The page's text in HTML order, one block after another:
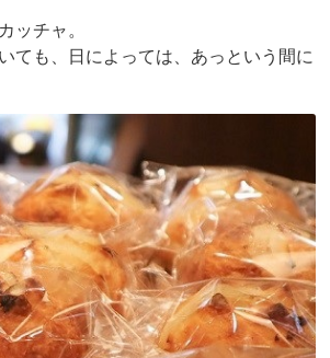
ッチャ。
ても、日によっては、あっという間に